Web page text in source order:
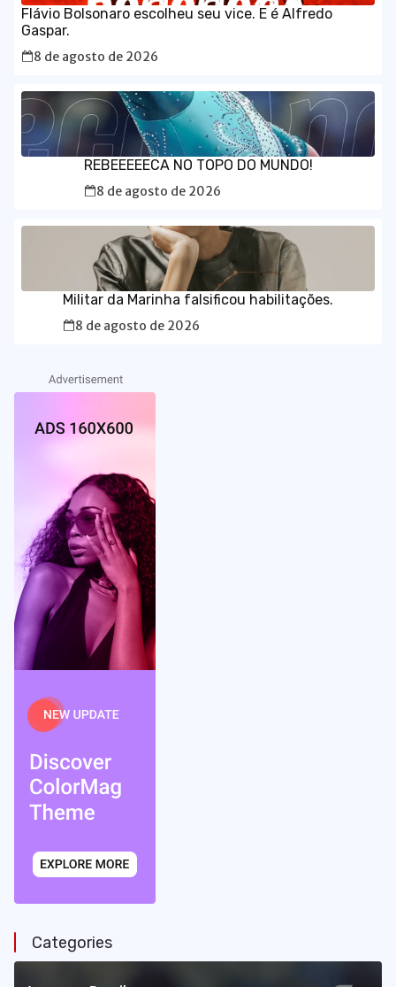
Flávio Bolsonaro escolheu seu vice. E é Alfredo
Gaspar.
8 de agosto de 2026
REBEEEEECA NO TOPO DO MUNDO!
8 de agosto de 2026
Militar da Marinha falsificou habilitações.
8 de agosto de 2026
Categories